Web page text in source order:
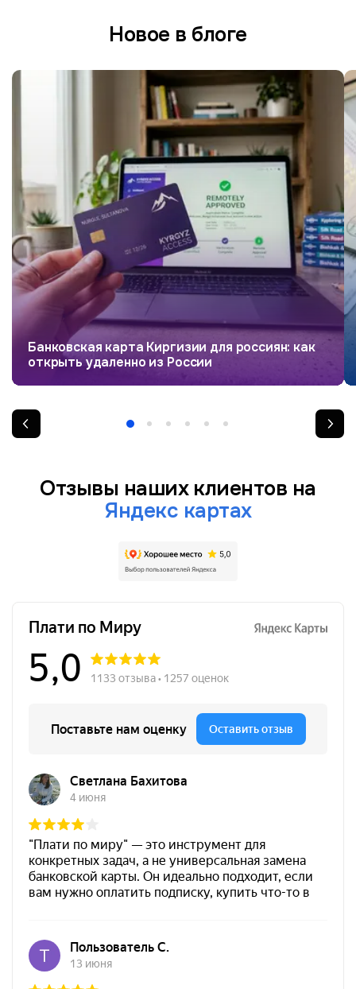
Новое в блоге
Банковская карта Киргизии для россиян: как
открыть удаленно из России
Отзывы наших клиентов на
Яндекс картах